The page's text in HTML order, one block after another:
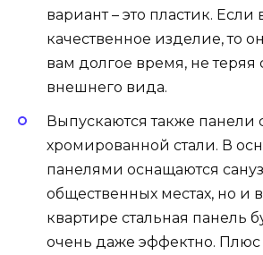
вариант – это пластик.
качественное изделие, то
вам долгое время, не теряя
внешнего вида.
Выпускаются также панели
хромированной стали. В
панелями оснащаются
общественных местах, но и
квартире стальная панель
очень даже эффектно. Плюс